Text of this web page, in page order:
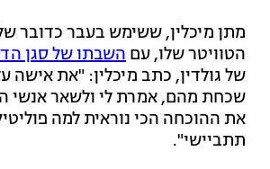
מתן מיכלין, ששימש בעבר כדובר
הטוויטר שלו, עם השבתו של סגן
של גולדין, כתב מיכלין: "את
שכחת מהם, אמרת לי ולשאר אנשי
את ההוכחה הכי נוראית למה
תתביישי".